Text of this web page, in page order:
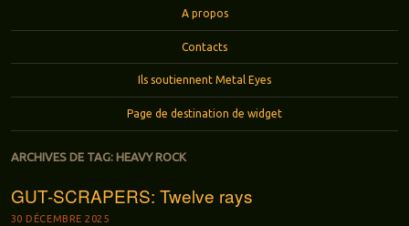
A propos
Contacts
Ils soutiennent Metal Eyes
Page de destination de widget
ARCHIVES DE TAG: HEAVY ROCK
GUT-SCRAPERS: Twelve rays
30 DÉCEMBRE 2025